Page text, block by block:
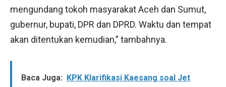
mengundang tokoh masyarakat Aceh dan Sumut,
gubernur, bupati, DPR dan DPRD. Waktu dan tempat
akan ditentukan kemudian,” tambahnya.
Baca Juga: KPK Klarifikasi Kaesang soal Jet